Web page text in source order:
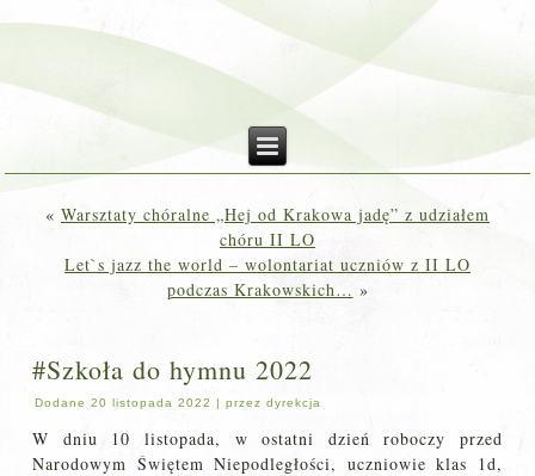
« Warsztaty chóralne „Hej od Krakowa jadę” z udziałem
chóru II LO
Let`s jazz the world – wolontariat uczniów z II LO
podczas Krakowskich… »
#Szkoła do hymnu 2022
Dodane 20 listopada 2022 |przez dyrekcja
W dniu 10 listopada, w ostatni dzień roboczy przed
Narodowym Świętem Niepodległości, uczniowie klas 1d,